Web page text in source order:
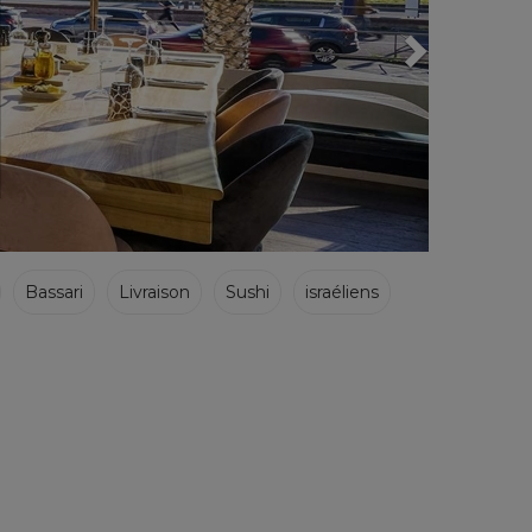
Bassari Livraison Sushi israéliens